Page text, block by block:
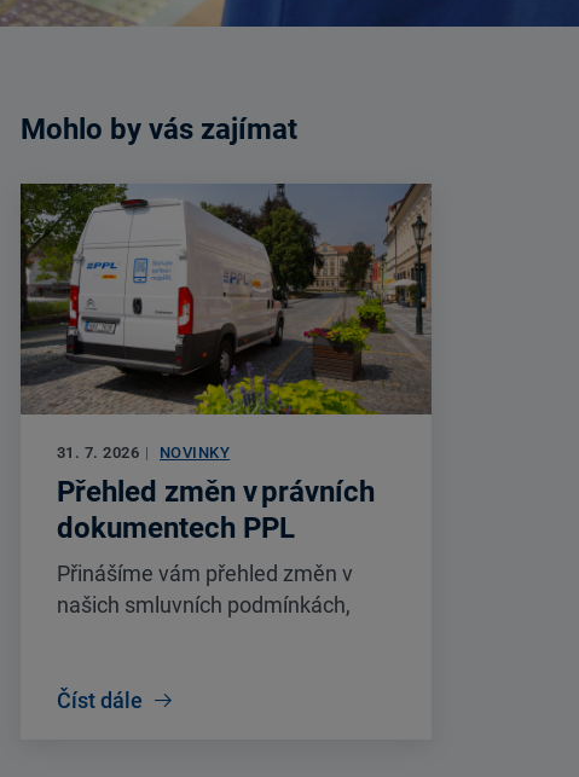
Mohlo by vás zajímat
31. 7. 2026 | NOVINKY
Přehled změn v právních
dokumentech PPL
Přinášíme vám přehled změn v
našich smluvních podmínkách,
podmínek, Produktových
Číst dále